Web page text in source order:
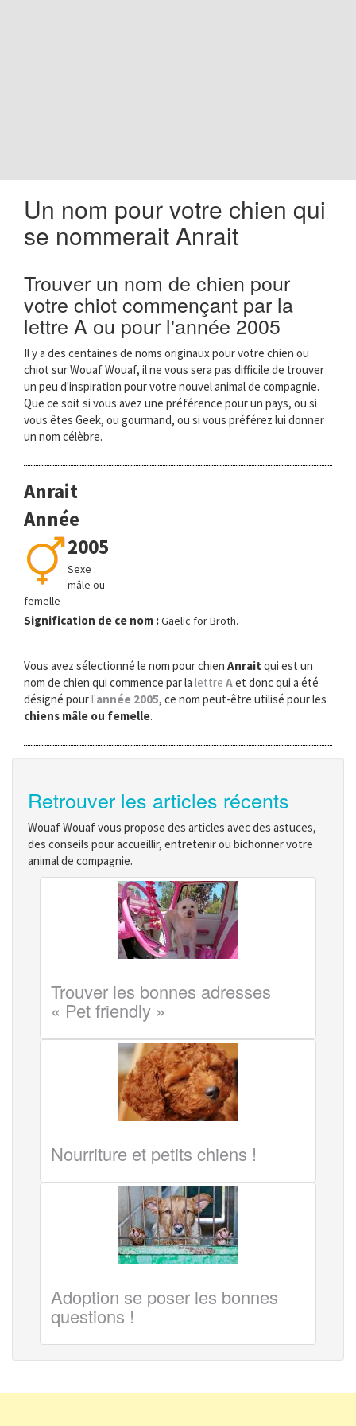
Un nom pour votre chien qui
se nommerait Anrait
Trouver un nom de chien pour
votre chiot commençant par la
lettre A ou pour l'année 2005
Il y a des centaines de noms originaux pour votre chien ou
chiot sur Wouaf Wouaf, il ne vous sera pas difficile de trouver
un peu d'inspiration pour votre nouvel animal de compagnie.
Que ce soit si vous avez une préférence pour un pays, ou si
vous êtes Geek, ou gourmand, ou si vous préférez lui donner
un nom célèbre.
Anrait
Année
2005
Sexe :
mâle ou
femelle
Signification de ce nom :Gaelic for Broth.
Vous avez sélectionné le nom pour chien Anrait qui est un
nom de chien qui commence par la lettre Aet donc qui a été
désigné pourl'année 2005, ce nom peut-être utilisé pour les
chiens mâle ou femelle.
Retrouver les articles récents
Wouaf Wouaf vous propose des articles avec des astuces,
des conseils pour accueillir, entretenir ou bichonner votre
animal de compagnie.
Trouver les bonnes adresses
« Pet friendly »
Nourriture et petits chiens !
Adoption se poser les bonnes
questions !